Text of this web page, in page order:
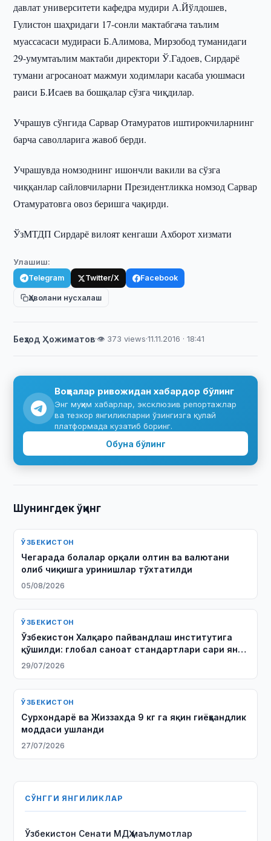
давлат университети кафедра мудири А.Йўлдошев,
Гулистон шаҳридаги 17-сонли мактабгача таълим
муассасаси мудираси Б.Алимова, Мирзобод туманидаги
29-умумтаълим мактаби директори Ў.Гадоев, Сирдарё
тумани агросаноат мажмуи ходимлари касаба уюшмаси
раиси Б.Исаев ва бошқалар сўзга чиқдилар.
Учрашув сўнгида Сарвар Отамуратов иштирокчиларнинг
барча саволларига жавоб берди.
Учрашувда номзоднинг ишончли вакили ва сўзга
чиққанлар сайловчиларни Президентликка номзод Сарвар
Отамуратовга овоз беришга чақирди.
ЎзМТДП Сирдарё вилоят кенгаши Ахборот хизмати
Улашиш:
Telegram Twitter/X Facebook
Ҳаволани нусхалаш
Беҳзод Ҳожиматов·👁 373 views·11.11.2016 · 18:41
Воқеалар ривожидан хабардор бўлинг
Энг муҳим хабарлар, эксклюзив репортажлар
ва тезкор янгиликларни ўзингизга қулай
платформада кузатиб боринг.
Обуна бўлинг
Шунингдек ўқинг
ЎЗБЕКИСТОН
Чегарада болалар орқали олтин ва валютани
олиб чиқишга уринишлар тўхтатилди
05/08/2026
ЎЗБЕКИСТОН
Ўзбекистон Халқаро пайвандлаш институтига
қўшилди: глобал саноат стандартлари сари янги
қадам
29/07/2026
ЎЗБЕКИСТОН
Сурхондарё ва Жиззахда 9 кг га яқин гиёҳвандлик
моддаси ушланди
27/07/2026
СЎНГГИ ЯНГИЛИКЛАР
Ўзбекистон Сенати МДҲ маълумотлар